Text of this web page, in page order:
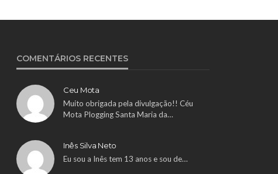
COMENTÁRIOS RECENTES
Ceu Mota
Muito obrigada pela divulgação!! Céu
Mota Plogging Santa Maria da…
Inês Silva Neto
Eu sou a Inês tem 13 anos e sou de…